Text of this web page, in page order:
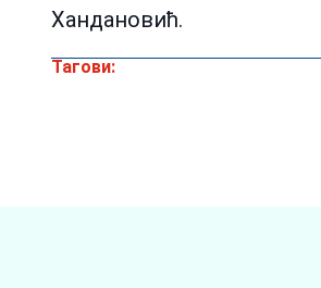
Хандановић.
Тагови: